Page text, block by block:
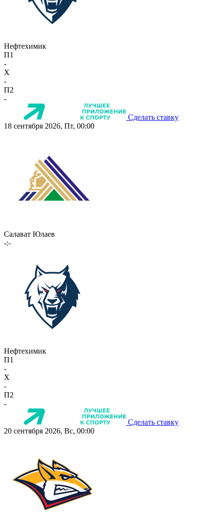
Нефтехимик
П1
-
X
-
П2
-
Сделать ставку
18 сентября 2026, Пт, 00:00
Салават Юлаев
-:-
Нефтехимик
П1
-
X
-
П2
-
Сделать ставку
20 сентября 2026, Вс, 00:00